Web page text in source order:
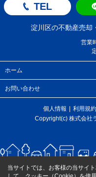
TEL
淀川区の不動産売却
営業
ホーム
お問い合わせ
個人情報 利用規約
Copyright(c) 株式会社
当サイトでは、お客様の当サイ